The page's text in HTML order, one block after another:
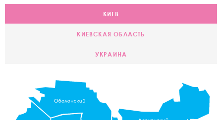
КИЕВ
КИЕВСКАЯ ОБЛАСТЬ
УКРАИНА